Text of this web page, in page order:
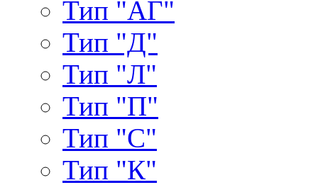
Тип "АГ"
Тип "Д"
Тип "Л"
Тип "П"
Тип "С"
Тип "К"